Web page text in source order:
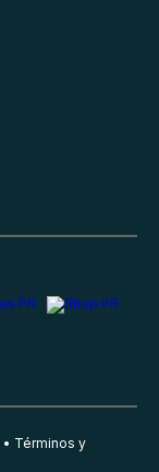
Términos y